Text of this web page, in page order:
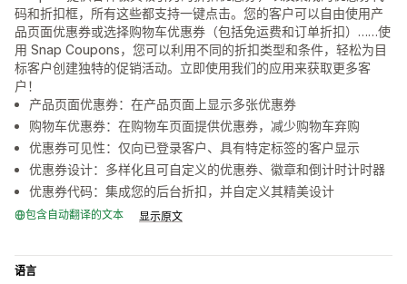
码和折扣框，所有这些都支持一键点击。您的客户可以自由使用产
品页面优惠券或选择购物车优惠券（包括免运费和订单折扣）……使
用 Snap Coupons，您可以利用不同的折扣类型和条件，轻松为目
标客户创建独特的促销活动。立即使用我们的应用来获取更多客
户！
产品页面优惠券：在产品页面上显示多张优惠券
购物车优惠券：在购物车页面提供优惠券，减少购物车弃购
优惠券可见性：仅向已登录客户、具有特定标签的客户显示
优惠券设计：多样化且可自定义的优惠券、徽章和倒计时计时器
优惠券代码：集成您的后台折扣，并自定义其精美设计
包含自动翻译的文本 显示原文
语言